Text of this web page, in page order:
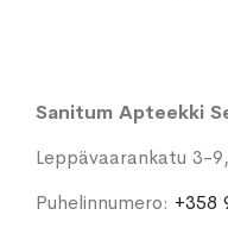
Sanitum Apteekki
Leppävaarankatu 3-
Puhelinnumero: +358